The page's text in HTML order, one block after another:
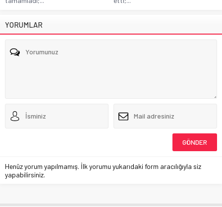
YORUMLAR
Henüz yorum yapılmamış. İlk yorumu yukarıdaki form aracılığıyla siz
yapabilirsiniz.